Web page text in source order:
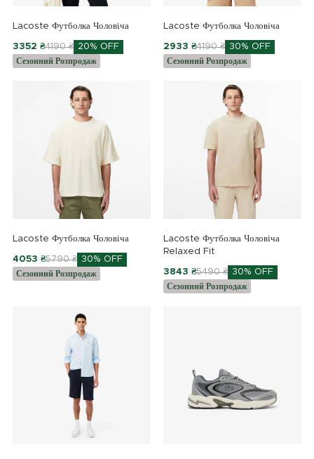
Lacoste Футболка Чоловіча
3352 ₴4190 ₴ 20% OFF
Сезонний Розпродаж
Lacoste Футболка Чоловіча
2933 ₴4190 ₴ 30% OFF
Сезонний Розпродаж
Lacoste Футболка Чоловіча
4053 ₴5790 ₴ 30% OFF
Сезонний Розпродаж
Lacoste Футболка Чоловіча
Relaxed Fit
3843 ₴5490 ₴ 30% OFF
Сезонний Розпродаж